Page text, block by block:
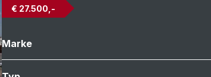
€ 27.500,-
Marke